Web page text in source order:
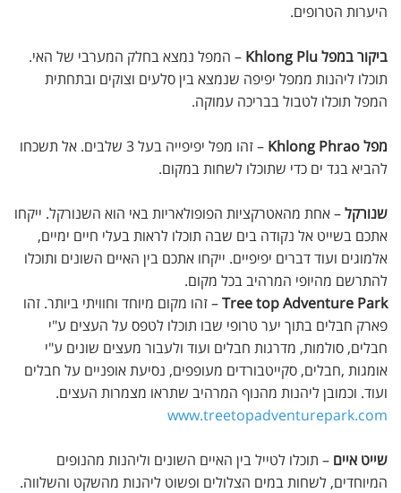
היערות הטרופים.
ביקור במפל Khlong Plu
– המפל נמצא בחלק המערבי של האי.
תוכלו ליהנות ממפל יפיפה שנמצא בין סלעים וצוקים ובתחתית
המפל תוכלו לטבול בבריכה עמוקה.
מפל Khlong Phrao
– זהו מפל יפיפייה בעל 3 שלבים. אל תשכחו
להביא בגד ים כדי שתוכלו לשחות במקום.
שנורקל– אחת מהאטרקציות הפופולאריות באי הוא השנורקל. ייקחו
אתכם בשייט אל נקודה בים שבה תוכלו לראות בעלי חיים ימיים,
אלמוגים ועוד דברים יפיפיים. ייקחו אתכם בין האיים השונים ותוכלו
להתרשם מהיופי המרהיב בכל מקום.
Tree top Adventure Park– זהו מקום מיוחד וחוויתי ביותר. זהו
פארק חבלים בתוך יער טרופי שבו תוכלו לטפס על העצים ע"י
חבלים, סולמות, מדרגות חבלים ועוד ולעבור מעצים שונים ע"י
אומגות ,חבלים, סקייטבורדים מעופפים, נסיעת אופניים על חבלים
ועוד. וכמובן ליהנות מהנוף המרהיב שתראו מצמרות העצים.
www.treetopadventurepark.com
שייט איים – תוכלו לטייל בין האיים השונים וליהנות מהנופים
המיוחדים, לשחות במים הצלולים ופשוט ליהנות מהשקט והשלווה.